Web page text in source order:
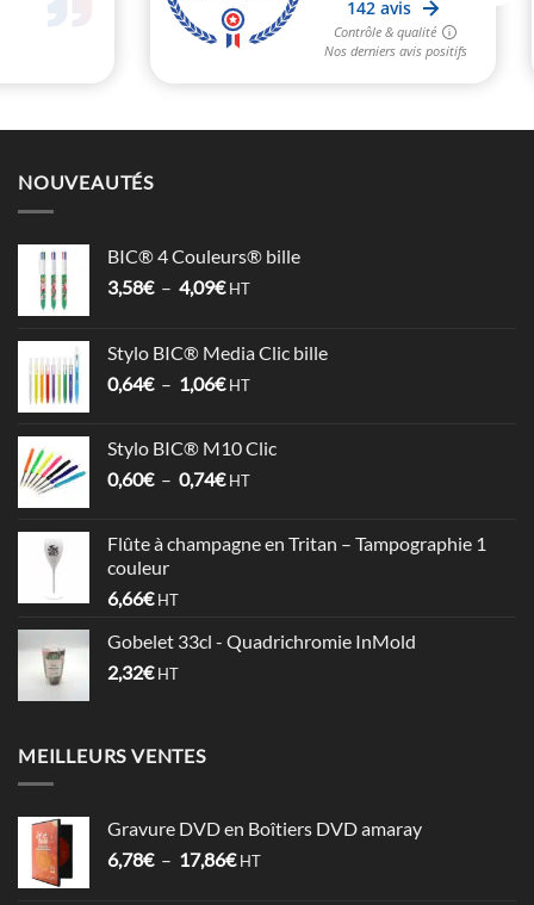
NOUVEAUTÉS
BIC® 4 Couleurs® bille
3,58€ – 4,09€Plage
3,58€
à
HT
Stylo BIC® Media Clic bille
0,64€ – 1,06€Plage
0,64€
à
HT
Stylo BIC® M10 Clic
0,60€ – 0,74€Plage
0,60€
HT
Flûte à champagne en Tritan – Tampographie 1
couleur
6,66€ HT
Gobelet 33cl - Quadrichromie InMold
2,32€ HT
MEILLEURS VENTES
Gravure DVD en Boîtiers DVD amaray
6,78€ – 17,86€Plage
HT